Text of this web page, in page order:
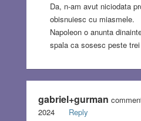
Da, n-am avut niciodata
obisnuiesc cu miasmele.
Napoleon o anunta
spala ca sosesc peste trei
gabriel+gurman
2024
Reply